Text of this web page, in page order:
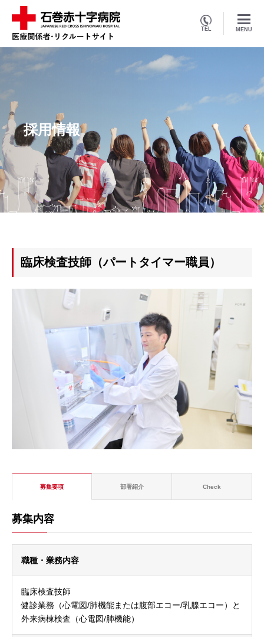
TEL MENU
採用情報
臨床検査技師（パートタイマー職員）
募集要項 部署紹介 Check
募集内容
職種・業務内容
臨床検査技師
健診業務（心電図/肺機能または腹部エコー/乳腺エコー）と
外来病棟検査（心電図/肺機能）